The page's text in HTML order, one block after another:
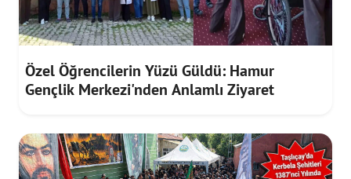
Özel Öğrencilerin Yüzü Güldü: Hamur
Gençlik Merkezi'nden Anlamlı Ziyaret